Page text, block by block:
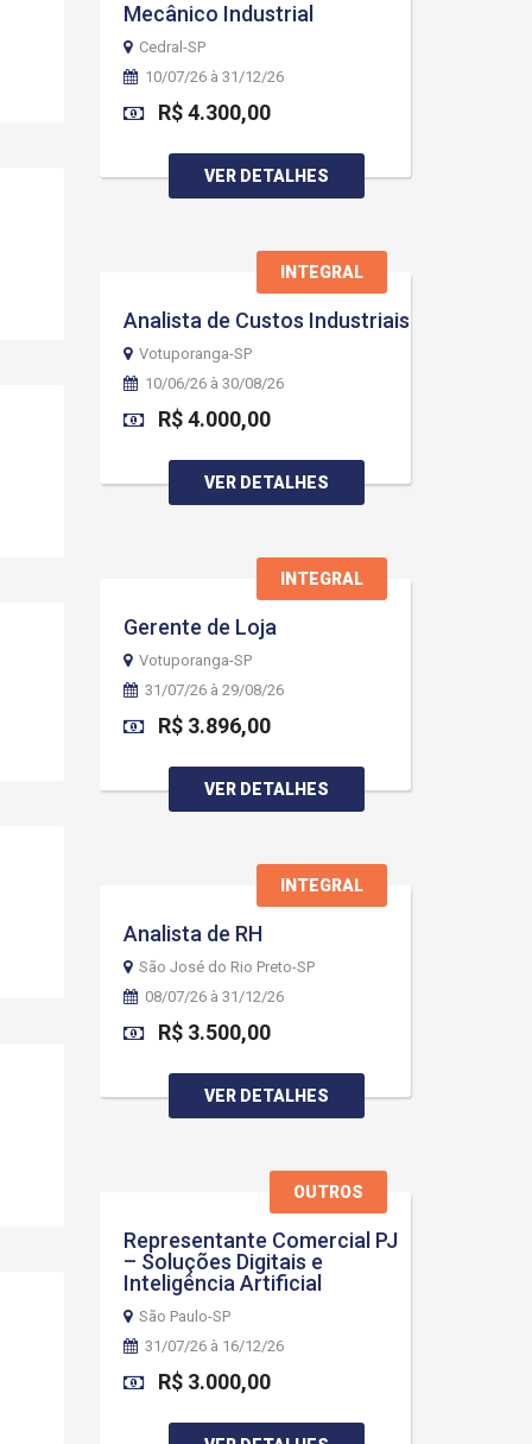
Mecânico Industrial
Cedral-SP
10/07/26 à 31/12/26
R$ 4.300,00
VER DETALHES
INTEGRAL
Analista de Custos Industriais
Votuporanga-SP
10/06/26 à 30/08/26
R$ 4.000,00
VER DETALHES
INTEGRAL
Gerente de Loja
Votuporanga-SP
31/07/26 à 29/08/26
R$ 3.896,00
VER DETALHES
INTEGRAL
Analista de RH
São José do Rio Preto-SP
08/07/26 à 31/12/26
R$ 3.500,00
VER DETALHES
OUTROS
Representante Comercial PJ
– Soluções Digitais e
Inteligência Artificial
São Paulo-SP
31/07/26 à 16/12/26
R$ 3.000,00